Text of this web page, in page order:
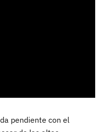
pendiente con el